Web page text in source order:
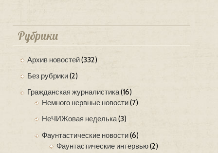
Рубрики
Архив новостей(332)
Без рубрики(2)
Гражданская журналистика(16)
Немного нервные новости(7)
НеЧИЖовая неделька(3)
Фаунтастические новости(6)
Фаунтастические интервью(2)